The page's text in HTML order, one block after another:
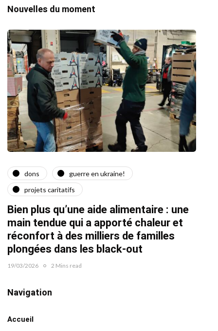
Nouvelles du moment
dons
guerre en ukraine!
projets caritatifs
Bien plus qu’une aide alimentaire : une
main tendue qui a apporté chaleur et
réconfort à des milliers de familles
plongées dans les black-out
19/03/2026 2 Mins read
Navigation
Accueil